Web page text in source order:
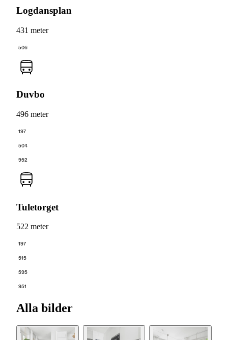
Logdansplan
431 meter
506
Duvbo
496 meter
197
504
952
Tuletorget
522 meter
197
515
595
951
Alla bilder